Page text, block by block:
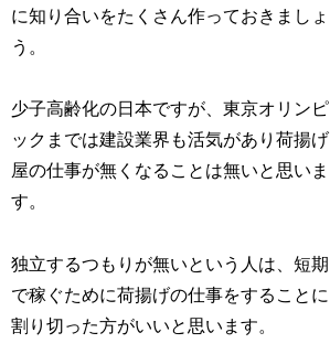
に知り合いをたくさん作っておきましょ
う。
少子高齢化の日本ですが、東京オリンピ
ックまでは建設業界も活気があり荷揚げ
屋の仕事が無くなることは無いと思いま
す。
独立するつもりが無いという人は、短期
で稼ぐために荷揚げの仕事をすることに
割り切った方がいいと思います。